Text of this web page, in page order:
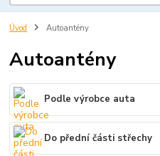
Úvod Autoantény
Autoantény
Podle výrobce auta
Do přední části střechy